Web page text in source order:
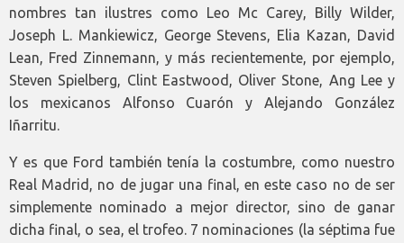
nombres tan ilustres como Leo Mc Carey, Billy Wilder,
Joseph L. Mankiewicz, George Stevens, Elia Kazan, David
Lean, Fred Zinnemann, y más recientemente, por ejemplo,
Steven Spielberg, Clint Eastwood, Oliver Stone, Ang Lee y
los mexicanos Alfonso Cuarón y Alejando González
Iñarritu.
Y es que Ford también tenía la costumbre, como nuestro
Real Madrid, no de jugar una final, en este caso no de ser
simplemente nominado a mejor director, sino de ganar
dicha final, o sea, el trofeo. 7 nominaciones (la séptima fue